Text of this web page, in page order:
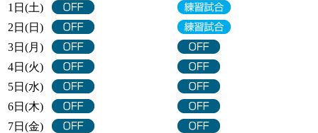
1日(土)
2日(日)
3日(月)
4日(火)
5日(水)
6日(木)
7日(金)